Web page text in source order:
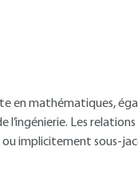
en mathématiques,
l’ingénierie. Les
implicitement sous-